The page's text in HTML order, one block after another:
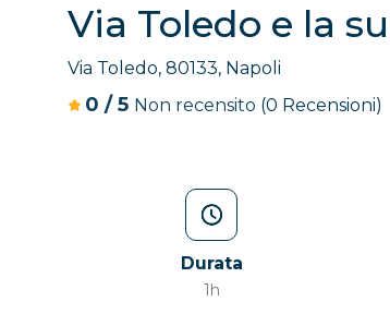
Via Toledo e la
Via Toledo, 80133, Napoli
0 /5 Non recensito (0 Recensioni)
Durata
1h